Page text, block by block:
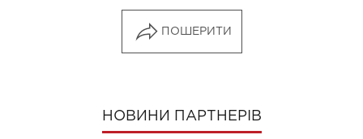
ПОШЕРИТИ
НОВИНИ ПАРТНЕРІВ